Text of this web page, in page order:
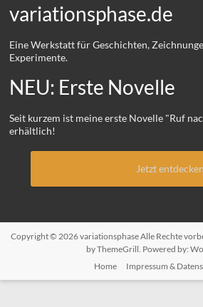
variationsphase.de
Eine Werkstatt für Geschichten,
Experimente.
NEU: Erste Novelle
Seit kurzem ist meine erste Novelle "Ruf
erhältlich!
Jetzt entdecken
Copyright © 2026variationsphaseAlle Rechte
by ThemeGrill. Powered by:
Home
Impressum &